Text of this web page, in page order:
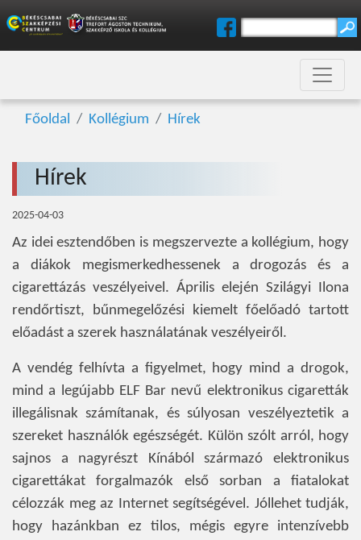
Főoldal Kollégium Hírek
Hírek
2025-04-03
Az idei esztendőben is megszervezte a kollégium, hogy
a diákok megismerkedhessenek a drogozás és a
cigarettázás veszélyeivel. Április elején Szilágyi Ilona
rendőrtiszt, bűnmegelőzési kiemelt főelőadó tartott
előadást a szerek használatának veszélyeiről.
A vendég felhívta a figyelmet, hogy mind a drogok,
mind a legújabb ELF Bar nevű elektronikus cigaretták
illegálisnak számítanak, és súlyosan veszélyeztetik a
szereket használók egészségét. Külön szólt arról, hogy
sajnos a nagyrészt Kínából származó elektronikus
cigarettákat forgalmazók első sorban a fiatalokat
célozzák meg az Internet segítségével. Jóllehet tudják,
hogy hazánkban ez tilos, mégis egyre intenzívebb